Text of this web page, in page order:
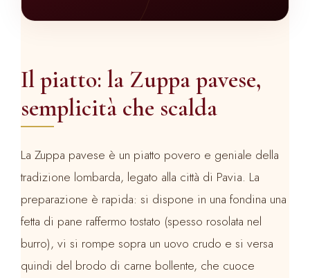
Il piatto: la Zuppa pavese,
semplicità che scalda
La Zuppa pavese è un piatto povero e geniale della
tradizione lombarda, legato alla città di Pavia. La
preparazione è rapida: si dispone in una fondina una
fetta di pane raffermo tostato (spesso rosolata nel
burro), vi si rompe sopra un uovo crudo e si versa
quindi del brodo di carne bollente, che cuoce